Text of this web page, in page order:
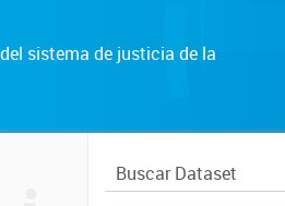
sistema de justicia de la